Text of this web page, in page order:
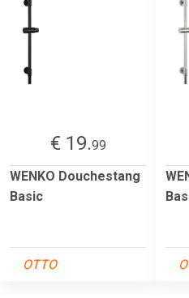
€ 19.99
WENKO Douchestang
Basic
OTTO